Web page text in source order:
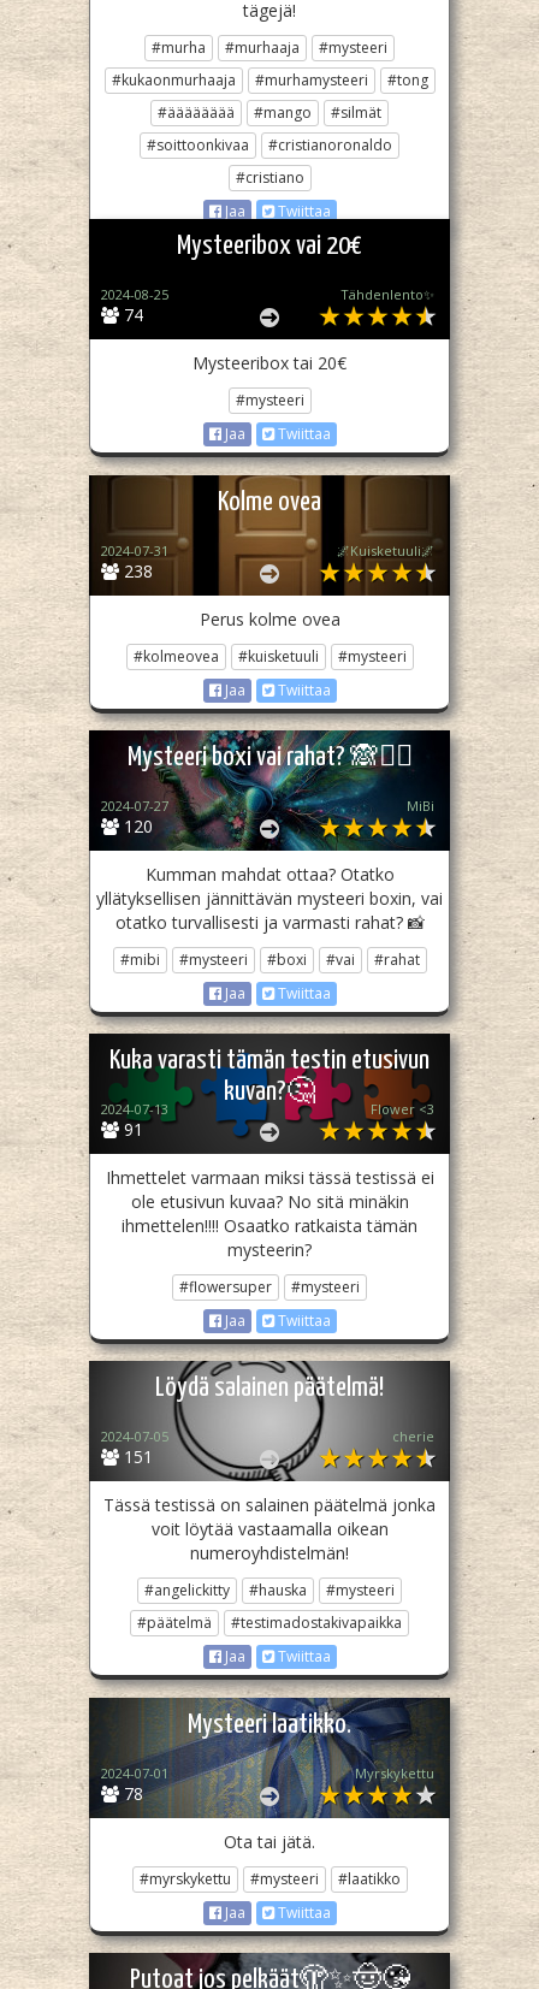
tägejä!
#murha #murhaaja
#mysteeri
#kukaonmurhaaja
#murhamysteeri
#tong
#ääääääää
#mango
#silmät
#soittoonkivaa
#cristianoronaldo
#cristiano
Jaa
Twiittaa
Mysteeribox vai 20€
74
2024-08-25 Tähdenlento✨
Mysteeribox tai 20€
#mysteeri
Jaa
Twiittaa
Kolme ovea
238
2024-07-31 🌌Kuisketuuli🌌
Perus kolme ovea
#kolmeovea #kuisketuuli
#mysteeri
Jaa
Twiittaa
Mysteeri boxi vai rahat? 🙈🕵️‍♀️
120
2024-07-27 MiBi
Kumman mahdat ottaa? Otatko
yllätyksellisen jännittävän mysteeri boxin, vai
otatko turvallisesti ja varmasti rahat? 📸
#mibi #mysteeri #boxi #vai
#rahat
Jaa
Twiittaa
Kuka varasti tämän testin etusivun
kuvan?🤔
91
2024-07-13 Flower <3
Ihmettelet varmaan miksi tässä testissä ei
ole etusivun kuvaa? No sitä minäkin
ihmettelen!!!! Osaatko ratkaista tämän
mysteerin?
#flowersuper
#mysteeri
Jaa
Twiittaa
Löydä salainen päätelmä!
151
2024-07-05 cherie
Tässä testissä on salainen päätelmä jonka
voit löytää vastaamalla oikean
numeroyhdistelmän!
#angelickitty #hauska
#mysteeri
#päätelmä
#testimadostakivapaikka
Jaa
Twiittaa
Mysteeri laatikko.
78
2024-07-01 Myrskykettu
Ota tai jätä.
#myrskykettu #mysteeri
#laatikko
Jaa
Twiittaa
Putoat jos pelkäät🫣✨🤠😘